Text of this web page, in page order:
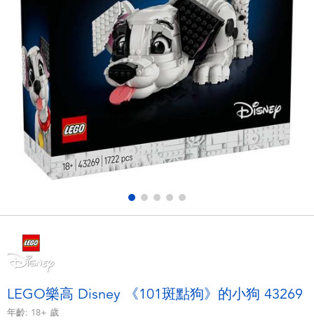
娃娃, 芭比,收藏公仔
電子玩具
遊戲及拼圖系列
益智學習玩具
角色扮演及造型系列
毛毛公仔玩具
Pokemon寶可夢
playpop
LEGO樂高
LeapFrog跳跳蛙
Globber高樂寶
14歳以上
LEGO樂高 Disney 《101斑點狗》的小狗 43269
年齡: 18+ 歲